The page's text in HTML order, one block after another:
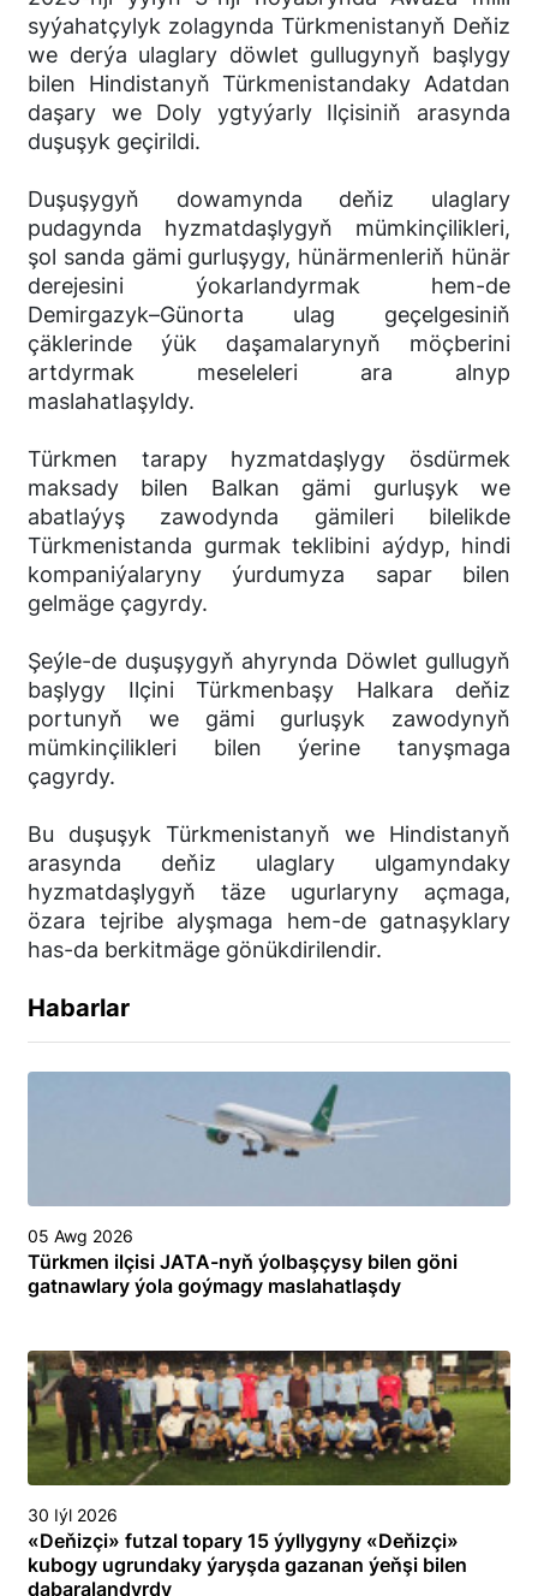
syýahatçylyk zolagynda Türkmenistanyň Deňiz
we derýa ulaglary döwlet gullugynyň başlygy
bilen Hindistanyň Türkmenistandaky Adatdan
daşary we Doly ygtyýarly Ilçisiniň arasynda
duşuşyk geçirildi.
Duşuşygyň dowamynda deňiz ulaglary
pudagynda hyzmatdaşlygyň mümkinçilikleri,
şol sanda gämi gurluşygy, hünärmenleriň hünär
derejesini ýokarlandyrmak hem-de
Demirgazyk–Günorta ulag geçelgesiniň
çäklerinde ýük daşamalarynyň möçberini
artdyrmak meseleleri ara alnyp
maslahatlaşyldy.
Türkmen tarapy hyzmatdaşlygy ösdürmek
maksady bilen Balkan gämi gurluşyk we
abatlaýyş zawodynda gämileri bilelikde
Türkmenistanda gurmak teklibini aýdyp, hindi
kompaniýalaryny ýurdumyza sapar bilen
gelmäge çagyrdy.
Şeýle-de duşuşygyň ahyrynda Döwlet gullugyň
başlygy Ilçini Türkmenbaşy Halkara deňiz
portunyň we gämi gurluşyk zawodynyň
mümkinçilikleri bilen ýerine tanyşmaga
çagyrdy.
Bu duşuşyk Türkmenistanyň we Hindistanyň
arasynda deňiz ulaglary ulgamyndaky
hyzmatdaşlygyň täze ugurlaryny açmaga,
özara tejribe alyşmaga hem-de gatnaşyklary
has-da berkitmäge gönükdirilendir.
Habarlar
05 Awg 2026
Türkmen ilçisi JATA-nyň ýolbaşçysy bilen göni
gatnawlary ýola goýmagy maslahatlaşdy
30 Iýl 2026
«Deňizçi» futzal topary 15 ýyllygyny «Deňizçi»
kubogy ugrundaky ýaryşda gazanan ýeňşi bilen
dabaralandyrdy